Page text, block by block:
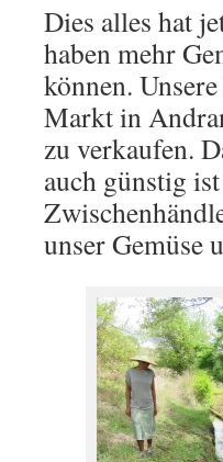
Dies alles hat
haben mehr
können.
Markt in
zu verkaufen.
auch günstig
unser Gemüse